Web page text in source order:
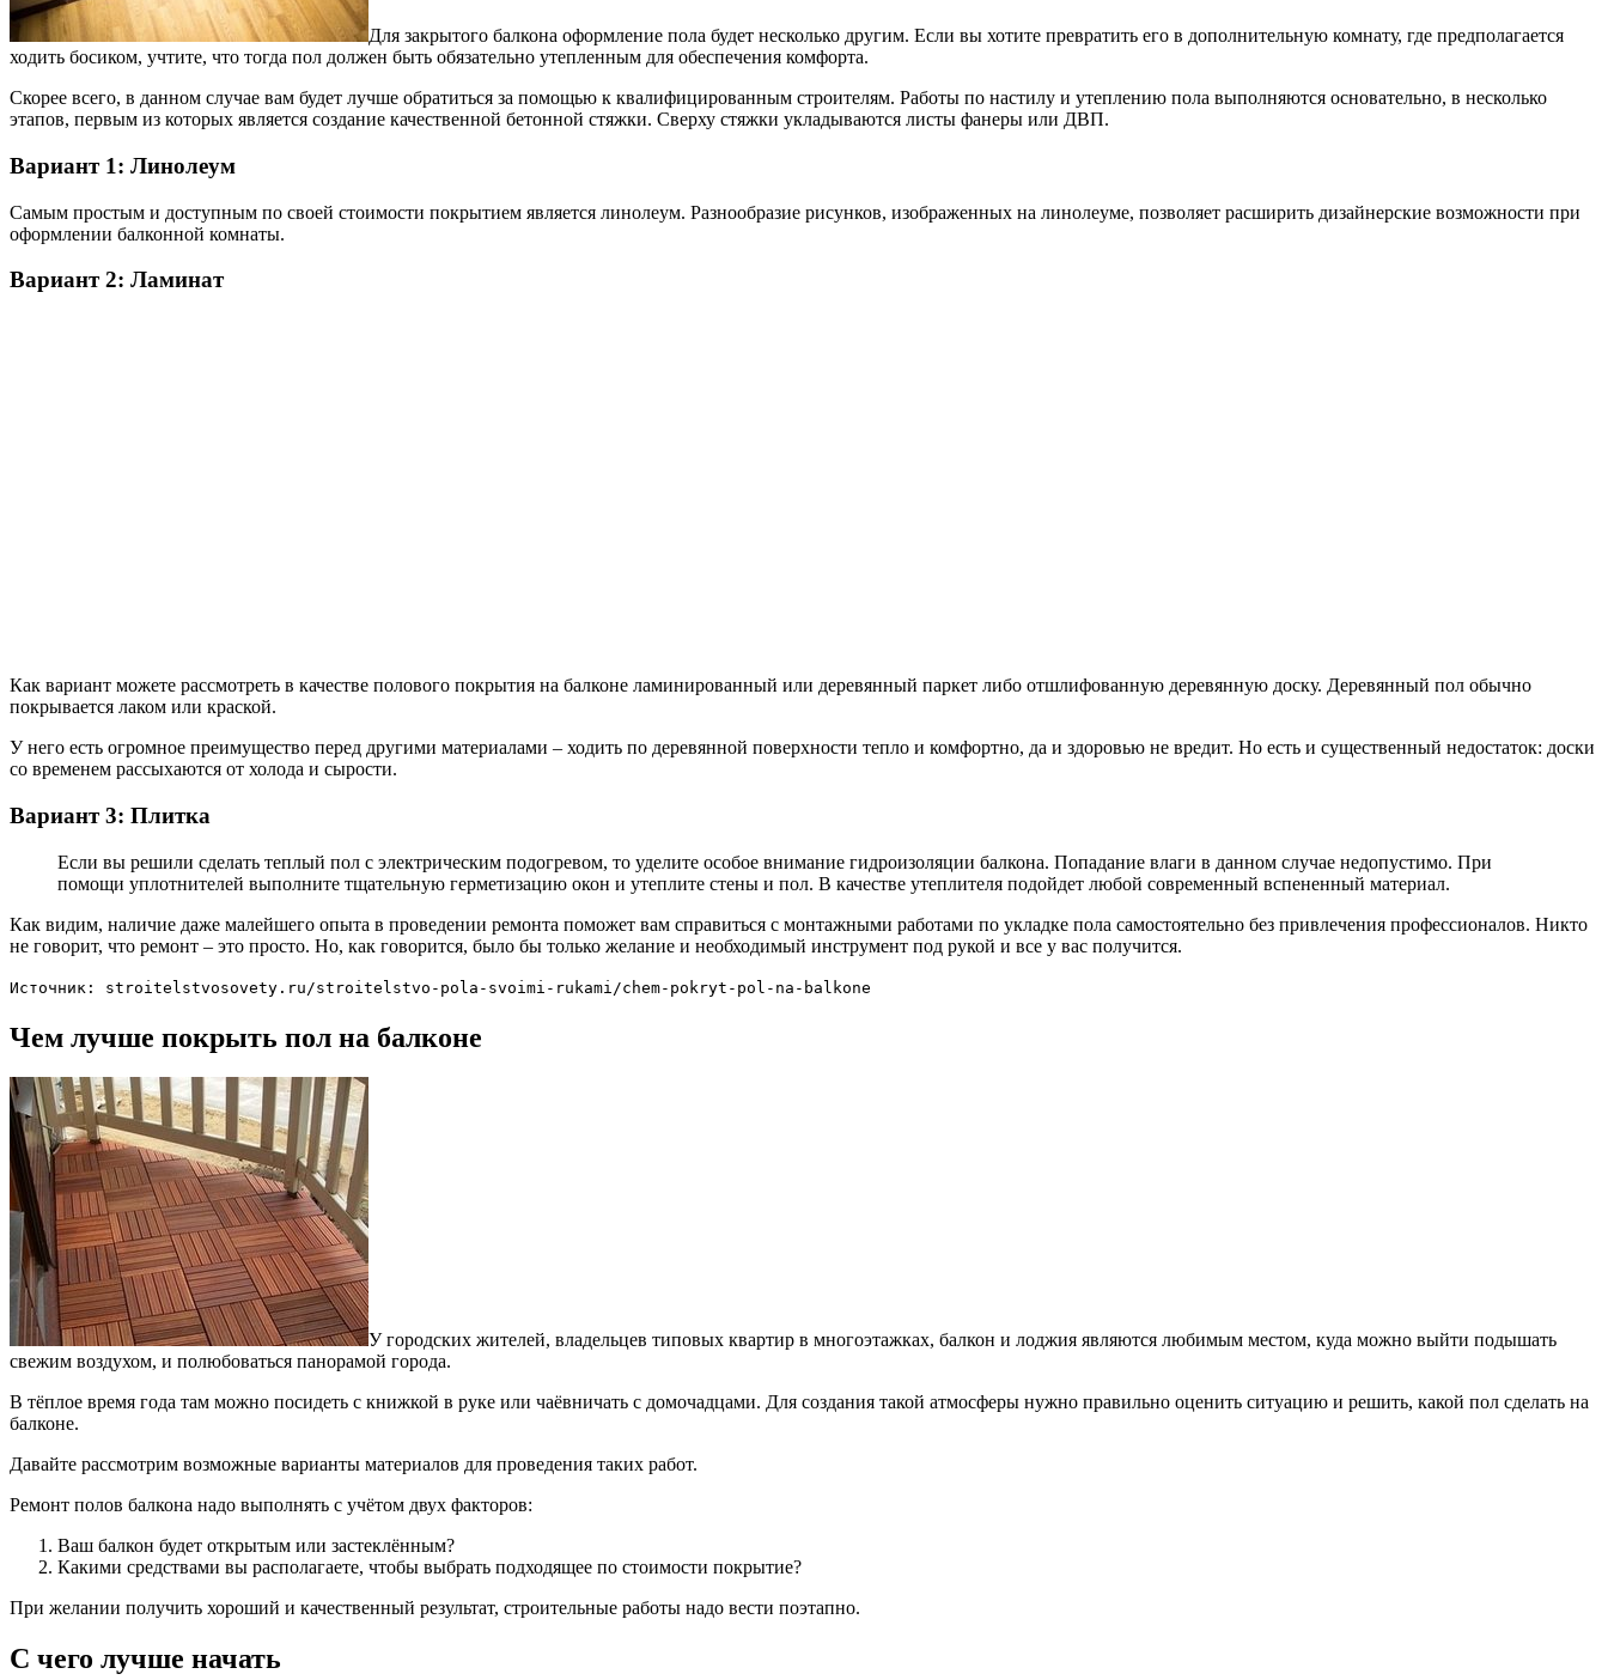
Для закрытого балкона оформление пола будет несколько другим. Если вы хотите превратить его в дополнительную комнату, где предполагается
ходить босиком, учтите, что тогда пол должен быть обязательно утепленным для обеспечения комфорта.
Скорее всего, в данном случае вам будет лучше обратиться за помощью к квалифицированным строителям. Работы по настилу и утеплению пола выполняются основательно, в несколько
этапов, первым из которых является создание качественной бетонной стяжки. Сверху стяжки укладываются листы фанеры или ДВП.
Вариант 1: Линолеум
Самым простым и доступным по своей стоимости покрытием является линолеум. Разнообразие рисунков, изображенных на линолеуме, позволяет расширить дизайнерские возможности при
оформлении балконной комнаты.
Вариант 2: Ламинат
Как вариант можете рассмотреть в качестве полового покрытия на балконе ламинированный или деревянный паркет либо отшлифованную деревянную доску. Деревянный пол обычно
покрывается лаком или краской.
У него есть огромное преимущество перед другими материалами – ходить по деревянной поверхности тепло и комфортно, да и здоровью не вредит. Но есть и существенный недостаток: доски
со временем рассыхаются от холода и сырости.
Вариант 3: Плитка
Если вы решили сделать теплый пол с электрическим подогревом, то уделите особое внимание гидроизоляции балкона. Попадание влаги в данном случае недопустимо. При
помощи уплотнителей выполните тщательную герметизацию окон и утеплите стены и пол. В качестве утеплителя подойдет любой современный вспененный материал.
Как видим, наличие даже малейшего опыта в проведении ремонта поможет вам справиться с монтажными работами по укладке пола самостоятельно без привлечения профессионалов. Никто
не говорит, что ремонт – это просто. Но, как говорится, было бы только желание и необходимый инструмент под рукой и все у вас получится.
Источник: stroitelstvosovety.ru/stroitelstvo-pola-svoimi-rukami/chem-pokryt-pol-na-balkone
Чем лучше покрыть пол на балконе
У городских жителей, владельцев типовых квартир в многоэтажках, балкон и лоджия являются любимым местом, куда можно выйти подышать
свежим воздухом, и полюбоваться панорамой города.
В тёплое время года там можно посидеть с книжкой в руке или чаёвничать с домочадцами. Для создания такой атмосферы нужно правильно оценить ситуацию и решить, какой пол сделать на
балконе.
Давайте рассмотрим возможные варианты материалов для проведения таких работ.
Ремонт полов балкона надо выполнять с учётом двух факторов:
Ваш балкон будет открытым или застеклённым?
Какими средствами вы располагаете, чтобы выбрать подходящее по стоимости покрытие?
При желании получить хороший и качественный результат, строительные работы надо вести поэтапно.
С чего лучше начать